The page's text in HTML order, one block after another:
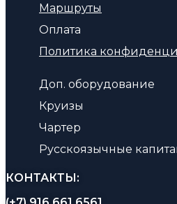
Маршруты
Оплата
Политика
Доп. оборудование
Круизы
Чартер
Русскоязычные
КОНТАКТЫ: